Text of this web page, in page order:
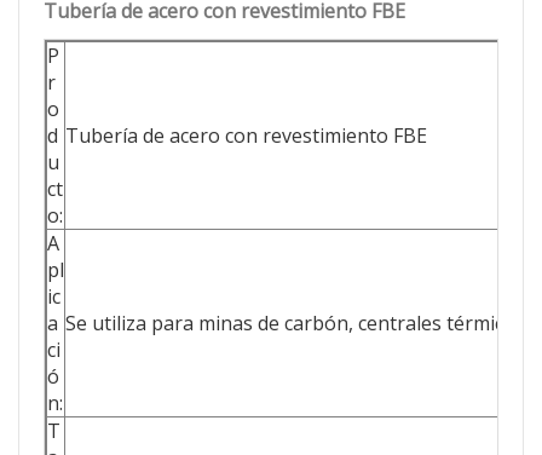
Tubería de acero con revestimiento FBE
P
r
o
d
u
ct
o:
Tubería de acero con revestimiento FBE
A
pl
ic
a
ci
ó
n:
Se utiliza para minas de carbón, centrales térmicas
T